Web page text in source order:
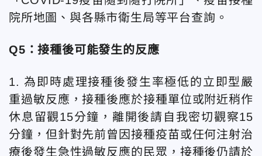
院所地圖、與各縣市衛生局等平台查詢。
Q5：接種後可能發生的反應
1. 為即時處理接種後發生率極低的立即型嚴
重過敏反應，接種後應於接種單位或附近稍作
休息留觀15分鐘，離開後請自我密切觀察15
分鐘，但針對先前曾因接種疫苗或任何注射治
療後發生急性過敏反應的民眾，接種後仍請於